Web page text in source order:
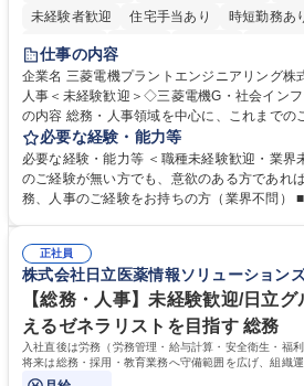
未経験者歓迎 住宅手当あり 時短勤務あ
退職金あり
駅近5分以内
土日祝休み 服装自由 寮
仕事の内容
企業名 三菱電機プラントエンジニアリング株式会社 求人名 【大
人事＜未経験歓迎＞◇三菱電機G・社会インフラ
の内容 総務・人事領域を中心に、これまでの
します。 ＜具体的には＞ ・総務/人事労務（給与・社保・勤怠管理など）
・採用・教育研修 ・福利厚生運用 など ※基
採用や教育等の業務内容により、関西圏以外
出張もございます。 ※担当業務を持ちつつ、
必要な経験・能力等
必要な経験・能力等 ＜職種未経験歓迎・業界
のご経験が無い方でも、意欲のある方であれ
務、人事のご経験をお持ちの方（業界不問） ■求める人物像：・社内外の
正社員
株式会社日立医薬情報ソリューション
【総務・人事】未経験歓迎/日立
えるゼネラリストを目指す 総務
入社直後は労務（労務管理・給与計算・安全衛生・福
将来は総務・採用・教育業務へ守備範囲を広げ、組織
ます。